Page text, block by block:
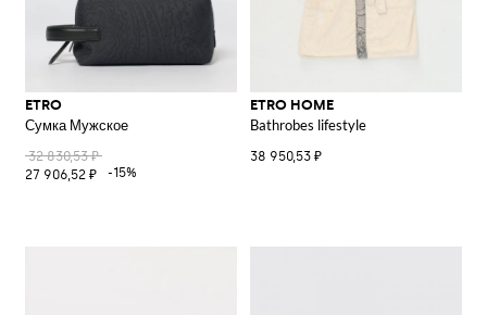
ETRO
Сумка Мужское
32 830,53 ₽
27 906,52 ₽
-15%
ETRO HOME
Bathrobes lifestyle
38 950,53 ₽